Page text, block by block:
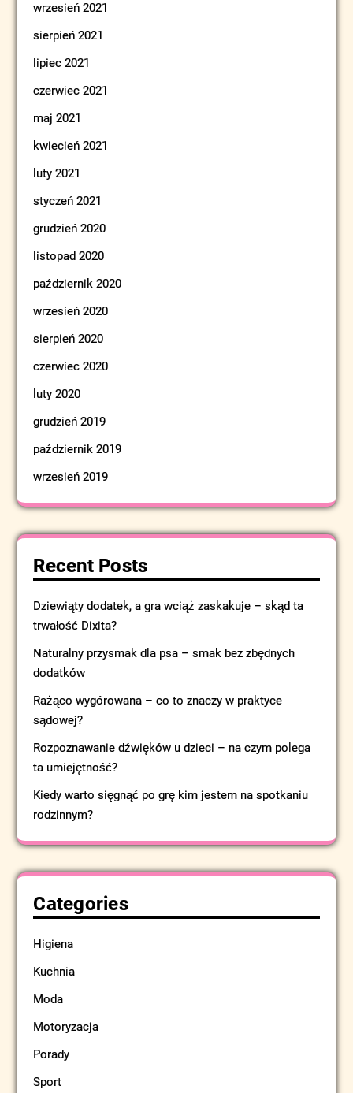
wrzesień 2021
sierpień 2021
lipiec 2021
czerwiec 2021
maj 2021
kwiecień 2021
luty 2021
styczeń 2021
grudzień 2020
listopad 2020
październik 2020
wrzesień 2020
sierpień 2020
czerwiec 2020
luty 2020
grudzień 2019
październik 2019
wrzesień 2019
Recent Posts
Dziewiąty dodatek, a gra wciąż zaskakuje – skąd ta
trwałość Dixita?
Naturalny przysmak dla psa – smak bez zbędnych
dodatków
Rażąco wygórowana – co to znaczy w praktyce
sądowej?
Rozpoznawanie dźwięków u dzieci – na czym polega
ta umiejętność?
Kiedy warto sięgnąć po grę kim jestem na spotkaniu
rodzinnym?
Categories
Higiena
Kuchnia
Moda
Motoryzacja
Porady
Sport